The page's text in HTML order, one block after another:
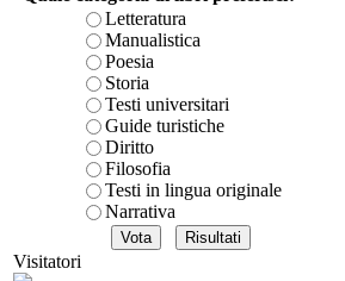
Letteratura
Manualistica
Poesia
Storia
Testi universitari
Guide turistiche
Diritto
Filosofia
Testi in lingua originale
Narrativa
Visitatori